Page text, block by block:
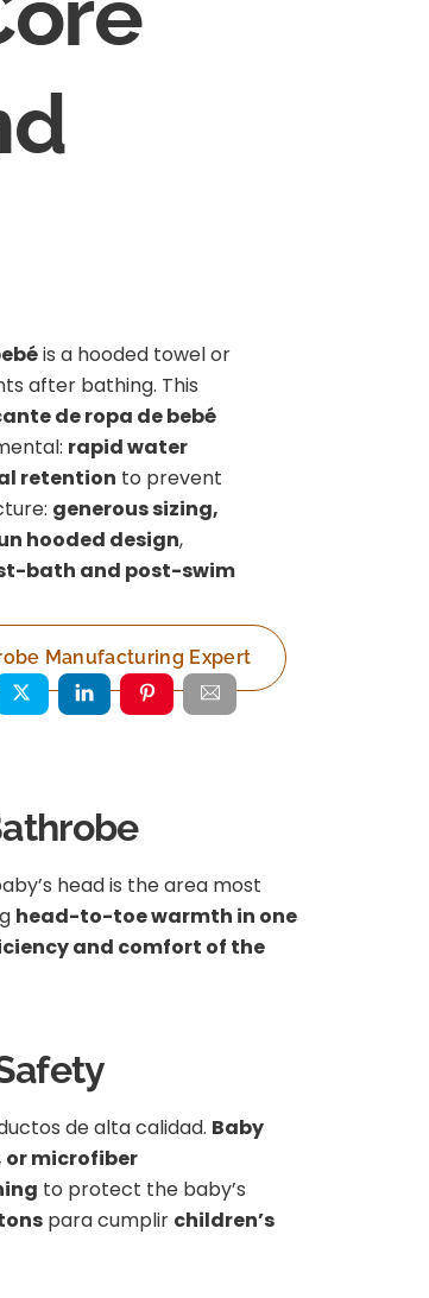
is a hooded towel or
after bathing. This
de ropa de bebé
rapid water
retention to prevent
generous sizing,
hooded design,
bath and post-swim
Manufacturing Expert
head is the area most
head-to-toe warmth in one
and comfort of the
de alta calidad. Baby
or microfiber
to protect the baby’s
para cumplir children’s